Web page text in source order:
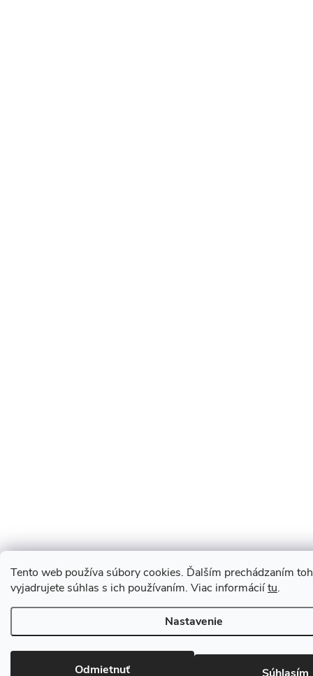
Tento web používa súbory cookies. Ďalším prechádzaním
vyjadrujete súhlas s ich používaním. Viac informáciítu.
Nastavenie
Odmietnuť